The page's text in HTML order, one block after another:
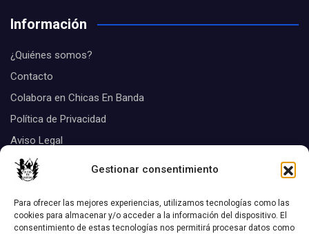
Gestionar consentimiento
Para ofrecer las mejores experiencias, utilizamos tecnologías como las
cookies para almacenar y/o acceder a la información del dispositivo. El
consentimiento de estas tecnologías nos permitirá procesar datos como
Información
¿Quiénes somos?
Contacto
Colabora en Chicas En Banda
Política de Privacidad
Aviso Legal
Suscribirse
Tags